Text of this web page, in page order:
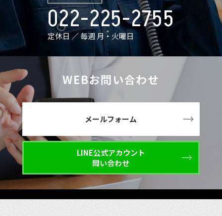
022-225-2755
定休日 ／ 毎週 月・火曜日
WEBお問い合わせ
メールフォーム
LINE公式アカウント
問い合わせ